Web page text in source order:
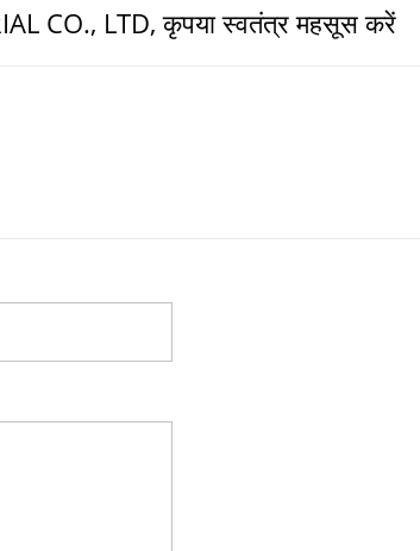
CO., LTD, कृपया स्वतंत्र महसूस करें